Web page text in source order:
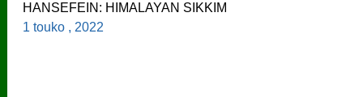
HANSEFEIN: HIMALAYAN SIKKIM
1 touko , 2022